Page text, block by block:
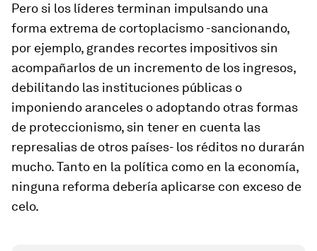
Pero si los líderes terminan impulsando una
forma extrema de cortoplacismo -sancionando,
por ejemplo, grandes recortes impositivos sin
acompañarlos de un incremento de los ingresos,
debilitando las instituciones públicas o
imponiendo aranceles o adoptando otras formas
de proteccionismo, sin tener en cuenta las
represalias de otros países- los réditos no durarán
mucho. Tanto en la política como en la economía,
ninguna reforma debería aplicarse con exceso de
celo.